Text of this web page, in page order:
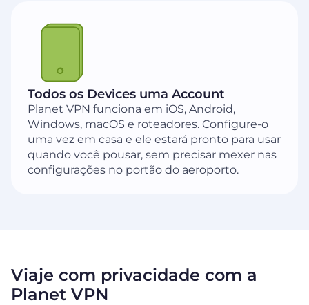
Todos os Devices uma Account
Planet VPN funciona em iOS, Android,
Windows, macOS e roteadores. Configure-o
uma vez em casa e ele estará pronto para usar
quando você pousar, sem precisar mexer nas
configurações no portão do aeroporto.
Viaje com privacidade com a
Planet VPN